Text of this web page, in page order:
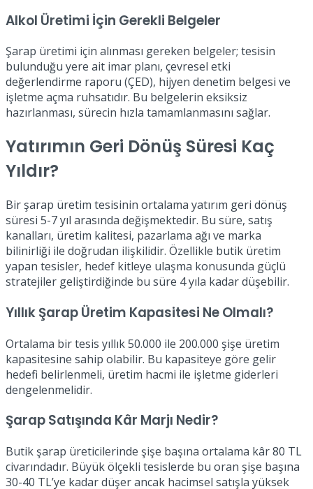
Alkol Üretimi İçin Gerekli Belgeler
Şarap üretimi için alınması gereken belgeler; tesisin
bulunduğu yere ait imar planı, çevresel etki
değerlendirme raporu (ÇED), hijyen denetim belgesi ve
işletme açma ruhsatıdır. Bu belgelerin eksiksiz
hazırlanması, sürecin hızla tamamlanmasını sağlar.
Yatırımın Geri Dönüş Süresi Kaç
Yıldır?
Bir şarap üretim tesisinin ortalama yatırım geri dönüş
süresi 5-7 yıl arasında değişmektedir. Bu süre, satış
kanalları, üretim kalitesi, pazarlama ağı ve marka
bilinirliği ile doğrudan ilişkilidir. Özellikle butik üretim
yapan tesisler, hedef kitleye ulaşma konusunda güçlü
stratejiler geliştirdiğinde bu süre 4 yıla kadar düşebilir.
Yıllık Şarap Üretim Kapasitesi Ne Olmalı?
Ortalama bir tesis yıllık 50.000 ile 200.000 şişe üretim
kapasitesine sahip olabilir. Bu kapasiteye göre gelir
hedefi belirlenmeli, üretim hacmi ile işletme giderleri
dengelenmelidir.
Şarap Satışında Kâr Marjı Nedir?
Butik şarap üreticilerinde şişe başına ortalama kâr 80 TL
civarındadır. Büyük ölçekli tesislerde bu oran şişe başına
30-40 TL’ye kadar düşer ancak hacimsel satışla yüksek